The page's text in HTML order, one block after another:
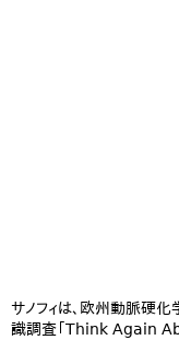
サノフィは、欧州動脈硬
識調査「Think Again